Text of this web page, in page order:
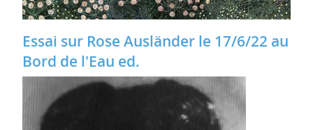
Essai sur Rose Ausländer le 17/6/22 au
Bord de l'Eau ed.